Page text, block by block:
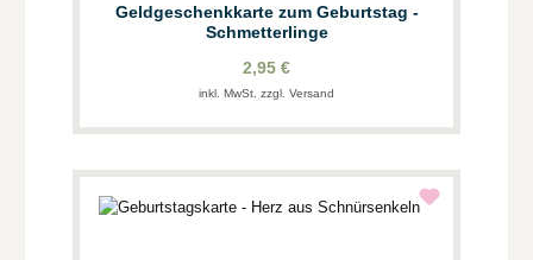
Geldgeschenkkarte zum Geburtstag -
Schmetterlinge
2,95 €
inkl. MwSt. zzgl. Versand